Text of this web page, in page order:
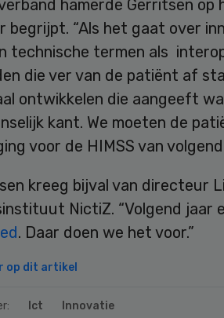
hamerde Gerritsen op
begrijpt. “Als het gaat over
technische termen als
die ver van de patiënt af
ontwikkelen die aangeeft
kant. We moeten de
voor de HIMSS van volgend
kreeg bijval van directeur
NictiZ. “Volgend jaar
. Daar doen we het voor.”
op dit artikel
Ict Innovatie